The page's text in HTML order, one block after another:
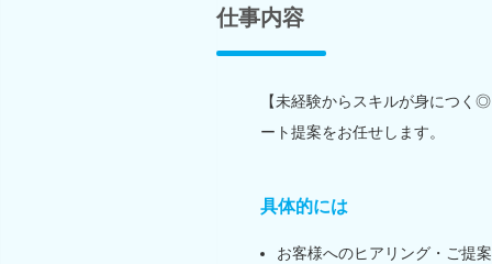
仕事内容
【未経験からスキルが身につく
ート提案をお任せします。
具体的には
お客様へのヒアリング・ご提案